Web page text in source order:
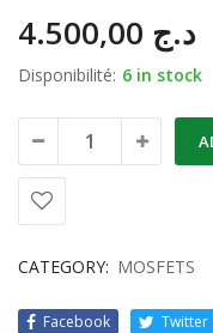
د.ج
Disponibilité: 6 in stock
CATEGORY: MOSFETS
Facebook Twitter